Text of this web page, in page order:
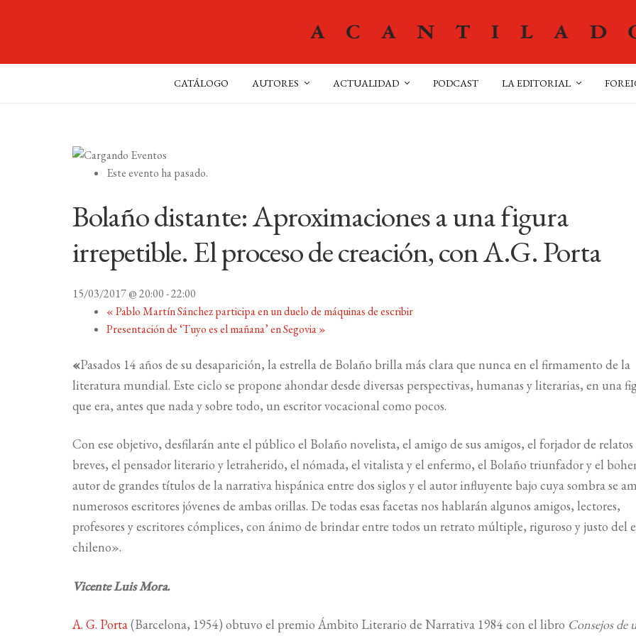
CATÁLOGO AUTORES ACTUALIDAD PODCAST LA EDITORIAL
Este evento ha pasado.
Bolaño distante: Aproximaciones a una figura
irrepetible. El proceso de creación, con A.G. Porta
15/03/2017 @ 20:00-22:00
«Pablo Martín Sánchez participa en un duelo de máquinas de escribir
Presentación de ‘Tuyo es el mañana’ en Segovia»
«Pasados 14 años de su desaparición, la estrella de Bolaño brilla más clara que nunca en el firmamento de la
literatura mundial. Este ciclo se propone ahondar desde diversas perspectivas, humanas y literarias, en una
que era, antes que nada y sobre todo, un escritor vocacional como pocos.
Con ese objetivo, desfilarán ante el público el Bolaño novelista, el amigo de sus amigos, el forjador de relatos
breves, el pensador literario y letraherido, el nómada, el vitalista y el enfermo, el Bolaño triunfador y el
autor de grandes títulos de la narrativa hispánica entre dos siglos y el autor influyente bajo cuya sombra se
numerosos escritores jóvenes de ambas orillas. De todas esas facetas nos hablarán algunos amigos, lectores,
profesores y escritores cómplices, con ánimo de brindar entre todos un retrato múltiple, riguroso y justo del
chileno».
Vicente Luis Mora.
A. G. Porta(Barcelona, 1954) obtuvo el premio Ámbito Literario de Narrativa 1984 con el libro Consejos de